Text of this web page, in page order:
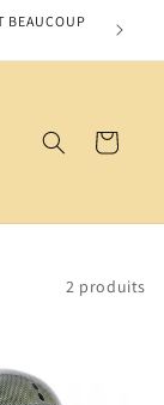
BEAUCOUP
Panier
2 produits